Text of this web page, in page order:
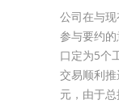
公司在与
参与要约
口定为5个
交易顺利
元，由于